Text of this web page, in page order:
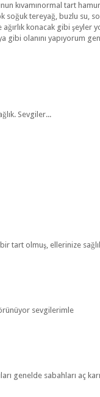
kıvamınormal tart
soğuk tereyağ, buzlu su,
ağırlık konacak gibi
gibi olanını yapıyorum
Sevgiler...
tart olmuş, ellerinize
sevgilerimle
genelde sabahları aç